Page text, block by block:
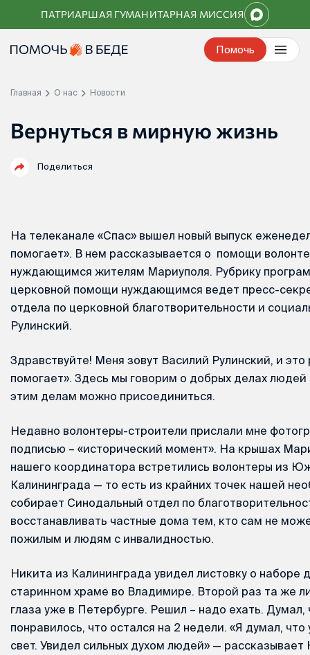
Перейти
к
контенту
ПАТРИАРШАЯ ГУМАНИТАРНАЯ МИССИЯ
Помочь
Главная О нас Новости
Вернуться в мирную жизнь
Поделиться
На телеканале «Спас» вышел новый выпуск
помогает». В нем рассказывается о помощи
нуждающимся жителям Мариуполя. Рубрику
церковной помощи нуждающимся ведет пресс-
отдела по церковной благотворительности и
Рулинский.
Здравствуйте! Меня зовут Василий Рулинский, и
помогает». Здесь мы говорим о добрых делах
этим делам можно присоединиться.
Недавно волонтеры-строители прислали мне
подписью – «исторический момент». На крышах
нашего координатора встретились волонтеры из
Калининграда — то есть из крайних точек нашей
собирает Синодальный отдел по
восстанавливать частные дома тем, кто сам не
пожилым и людям с инвалидностью.
Никита из Калининграда увидел листовку о наборе
старинном храме во Владимире. Второй раз та же
глаза уже в Петербурге. Решил – надо ехать. Думал,
понравилось, что остался на 2 недели. «Я думал,
свет. Увидел сильных духом людей» — рассказывает